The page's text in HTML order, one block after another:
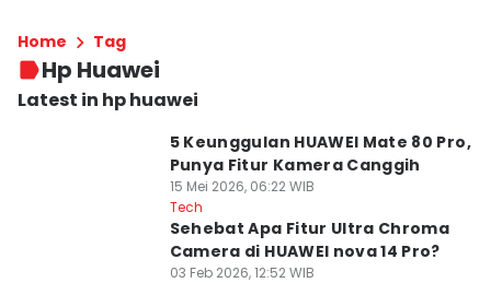
Home Tag
Hp Huawei
Latest in hp huawei
5 Keunggulan HUAWEI Mate 80 Pro,
Punya Fitur Kamera Canggih
15 Mei 2026, 06:22 WIB
Tech
Sehebat Apa Fitur Ultra Chroma
Camera di HUAWEI nova 14 Pro?
03 Feb 2026, 12:52 WIB